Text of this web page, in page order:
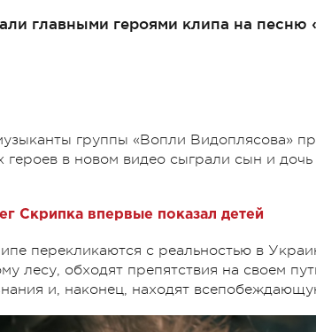
главными героями клипа на
группы «Вопли Видоплясова»
в новом видео сыграли сын и дочь
Скрипка впервые показал детей
перекликаются с реальностью в
лесу, обходят препятствия на своем
и, наконец, находят